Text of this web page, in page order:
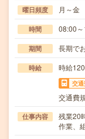
曜日頻度 月～金
時間 08:00
期間 長期で
時給 時給
交
交通費
仕事内容
残業20
作業、